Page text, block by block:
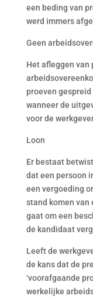
een beding van
werd immers
Geen
Het afleggen van
proeven
wanneer de
voor de
Loon
Er bestaat
dat een persoon
een vergoeding
stand komen van
gaat om een
de kandidaat
Leeft de
de kans dat de
‘voorafgaande
werkelijke